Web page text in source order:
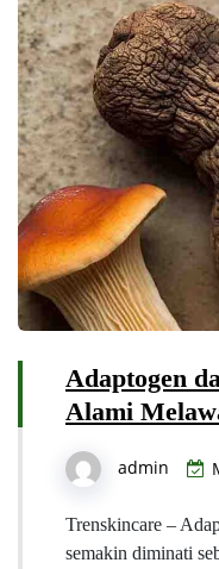
Adaptogen
Alami
admin
Trenskincare –
semakin diminati